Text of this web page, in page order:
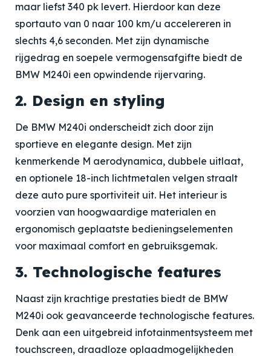
maar liefst 340 pk levert. Hierdoor kan deze
sportauto van 0 naar 100 km/u accelereren in
slechts 4,6 seconden. Met zijn dynamische
rijgedrag en soepele vermogensafgifte biedt de
BMW M240i een opwindende rijervaring.
2. Design en styling
De BMW M240i onderscheidt zich door zijn
sportieve en elegante design. Met zijn
kenmerkende M aerodynamica, dubbele uitlaat,
en optionele 18-inch lichtmetalen velgen straalt
deze auto pure sportiviteit uit. Het interieur is
voorzien van hoogwaardige materialen en
ergonomisch geplaatste bedieningselementen
voor maximaal comfort en gebruiksgemak.
3. Technologische features
Naast zijn krachtige prestaties biedt de BMW
M240i ook geavanceerde technologische features.
Denk aan een uitgebreid infotainmentsysteem met
touchscreen, draadloze oplaadmogelijkheden